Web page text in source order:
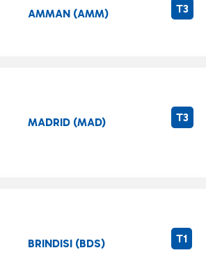
AMMAN (AMM) T3
MADRID (MAD) T3
BRINDISI (BDS) T1